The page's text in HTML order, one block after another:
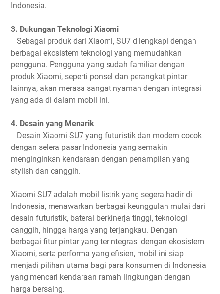
Indonesia.
3. Dukungan Teknologi Xiaomi
Sebagai produk dari Xiaomi, SU7 dilengkapi dengan
berbagai ekosistem teknologi yang memudahkan
pengguna. Pengguna yang sudah familiar dengan
produk Xiaomi, seperti ponsel dan perangkat pintar
lainnya, akan merasa sangat nyaman dengan integrasi
yang ada di dalam mobil ini.
4. Desain yang Menarik
Desain Xiaomi SU7 yang futuristik dan modern cocok
dengan selera pasar Indonesia yang semakin
menginginkan kendaraan dengan penampilan yang
stylish dan canggih.
Xiaomi SU7 adalah mobil listrik yang segera hadir di
Indonesia, menawarkan berbagai keunggulan mulai dari
desain futuristik, baterai berkinerja tinggi, teknologi
canggih, hingga harga yang terjangkau. Dengan
berbagai fitur pintar yang terintegrasi dengan ekosistem
Xiaomi, serta performa yang efisien, mobil ini siap
menjadi pilihan utama bagi para konsumen di Indonesia
yang mencari kendaraan ramah lingkungan dengan
harga bersaing.